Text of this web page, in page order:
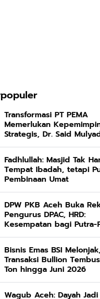
Transformasi PT PEMA
Memerlukan
Strategis, Dr. Said
Memenuhi Kriteria
Fadhlullah: Masjid Tak
Tempat Ibadah, tetapi
Pembinaan Umat
DPW PKB Aceh Buka
Pengurus DPAC, HRD:
Kesempatan bagi Putra-
Terbaik Aceh
Bisnis Emas BSI
Transaksi Bullion
Ton hingga Juni 2026
Wagub Aceh: Dayah Jadi